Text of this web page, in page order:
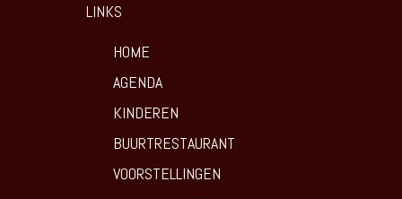
LINKS
HOME
AGENDA
KINDEREN
BUURTRESTAURANT
VOORSTELLINGEN